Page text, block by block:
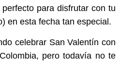
para disfrutar con tu
en esta fecha tan especial.
celebrar San Valentín con
, pero todavía no te